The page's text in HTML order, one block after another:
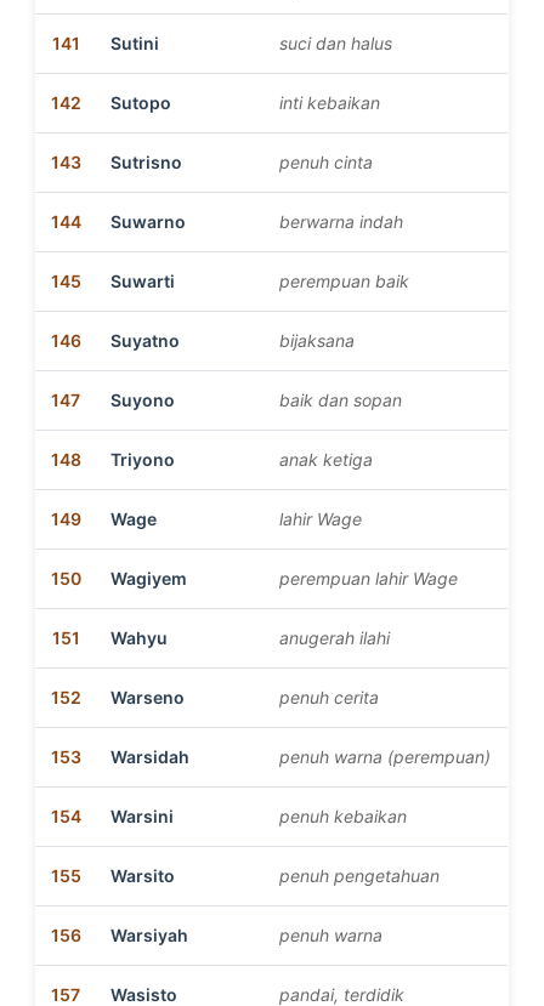
141 Sutini suci dan halus
142 Sutopo inti kebaikan
143 Sutrisno penuh cinta
144 Suwarno berwarna indah
145 Suwarti perempuan baik
146 Suyatno bijaksana
147 Suyono baik dan sopan
148 Triyono anak ketiga
149 Wage lahir Wage
150 Wagiyem perempuan lahir Wage
151 Wahyu anugerah ilahi
152 Warseno penuh cerita
153 Warsidah penuh warna (perempuan)
154 Warsini penuh kebaikan
155 Warsito penuh pengetahuan
156 Warsiyah penuh warna
157 Wasisto pandai, terdidik